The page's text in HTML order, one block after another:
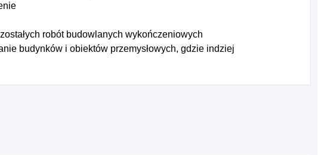
robót budowlanych wykończeniowych
budynków i obiektów przemysłowych, gdzie indziej